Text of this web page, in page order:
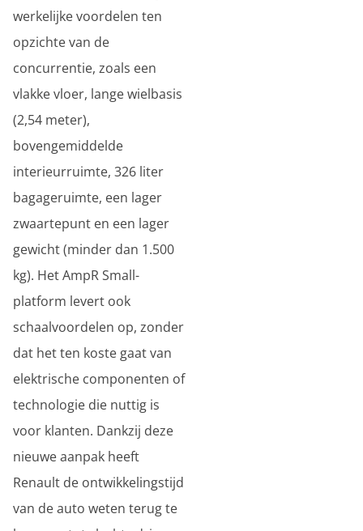
werkelijke voordelen ten
opzichte van de
concurrentie, zoals een
vlakke vloer, lange wielbasis
(2,54 meter),
bovengemiddelde
interieurruimte, 326 liter
bagageruimte, een lager
zwaartepunt en een lager
gewicht (minder dan 1.500
kg). Het AmpR Small-
platform levert ook
schaalvoordelen op, zonder
dat het ten koste gaat van
elektrische componenten of
technologie die nuttig is
voor klanten. Dankzij deze
nieuwe aanpak heeft
Renault de ontwikkelingstijd
van de auto weten terug te